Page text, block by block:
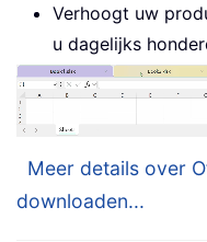
Verhoogt uw
u dagelijks
Meer details over
downloaden...